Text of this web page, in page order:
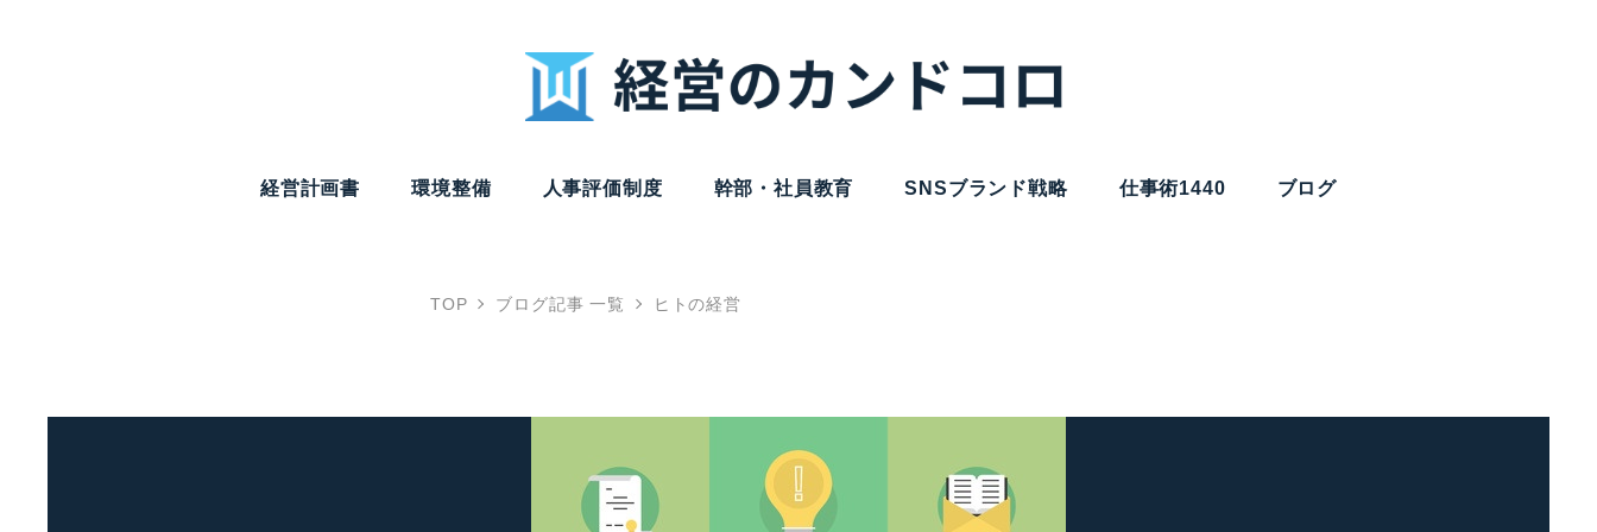
経営計画書 環境整備 人事評価制度 幹部・社員教育 SNSブランド戦略 仕事術1440 ブログ
TOP ブログ記事 一覧 ヒトの経営